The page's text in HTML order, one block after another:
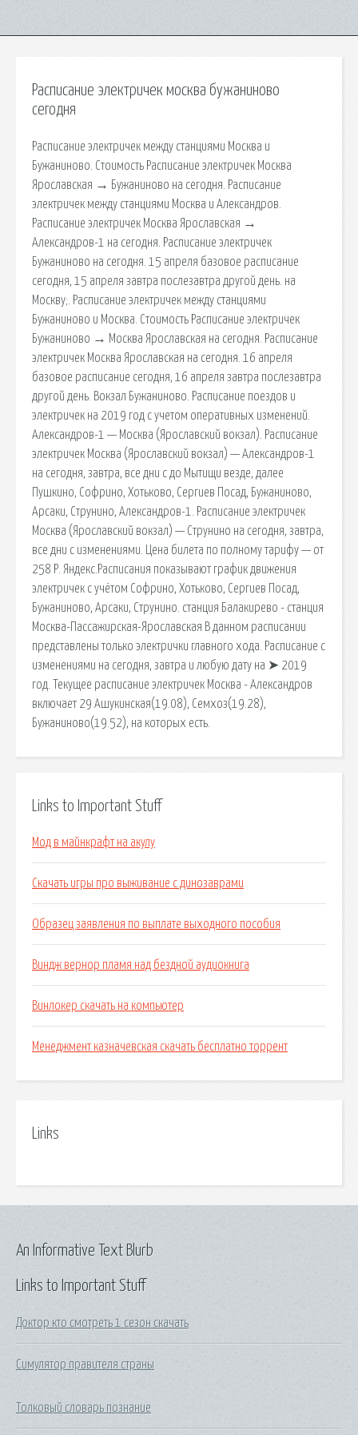
Расписание электричек москва бужаниново
сегодня
Расписание электричек между станциями Москва и
Бужаниново. Стоимость Расписание электричек Москва
Ярославская → Бужаниново на сегодня. Расписание
электричек между станциями Москва и Александров.
Расписание электричек Москва Ярославская →
Александров-1 на сегодня. Расписание электричек
Бужаниново на сегодня. 15 апреля базовое расписание
сегодня, 15 апреля завтра послезавтра другой день. на
Москву;. Расписание электричек между станциями
Бужаниново и Москва. Стоимость Расписание электричек
Бужаниново → Москва Ярославская на сегодня. Расписание
электричек Москва Ярославская на сегодня. 16 апреля
базовое расписание сегодня, 16 апреля завтра послезавтра
другой день. Вокзал Бужаниново. Расписание поездов и
электричек на 2019 год с учетом оперативных изменений.
Александров-1 — Москва (Ярославский вокзал). Расписание
электричек Москва (Ярославский вокзал) — Александров-1
на сегодня, завтра, все дни с до Мытищи везде, далее
Пушкино, Софрино, Хотьково, Сергиев Посад, Бужаниново,
Арсаки, Струнино, Александров-1. Расписание электричек
Москва (Ярославский вокзал) — Струнино на сегодня, завтра,
все дни с изменениями. Цена билета по полному тарифу — от
258 Р. Яндекс.Расписания показывают график движения
электричек с учётом Софрино, Хотьково, Сергиев Посад,
Бужаниново, Арсаки, Струнино. станция Балакирево - станция
Москва-Пассажирская-Ярославская В данном расписании
представлены только электрички главного хода. Расписание с
изменениями на сегодня, завтра и любую дату на ➤ 2019
год. Текущее расписание электричек Москва - Александров
включает 29 Ашукинская(19.08), Семхоз(19.28),
Бужаниново(19.52), на которых есть.
Links to Important Stuff
Мод в майнкрафт на акулу
Скачать игры про выживание с динозаврами
Образец заявления по выплате выходного пособия
Виндж вернор пламя над бездной аудиокнига
Винлокер скачать на компьютер
Менеджмент казначевская скачать бесплатно торрент
Links
Links to Important Stuff
Доктор кто смотреть 1 сезон скачать
Симулятор правителя страны
Толковый словарь познание
An Informative Text Blurb